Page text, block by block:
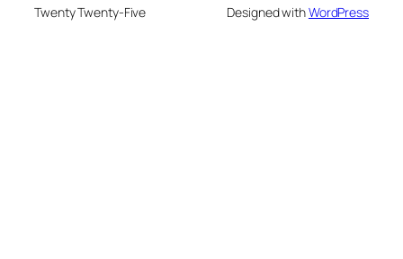
Twenty Twenty-Five Designed withWordPress